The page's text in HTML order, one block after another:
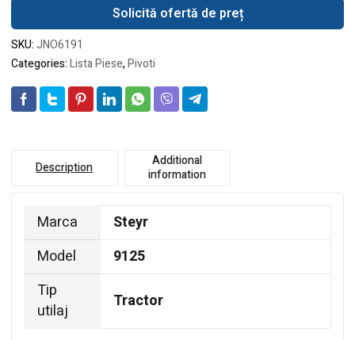
Solicită ofertă de preț
SKU:JNO6191
Categories:Lista Piese,Pivoti
Description
Additional
information
Marca
Steyr
Model
9125
Tip
utilaj
Tractor